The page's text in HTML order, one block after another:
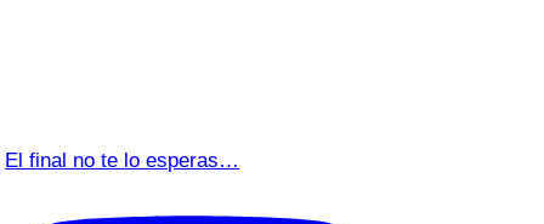
El final no te lo esperas…